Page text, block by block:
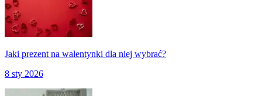
Jaki prezent na walentynki dla niej wybrać?
8 sty 2026